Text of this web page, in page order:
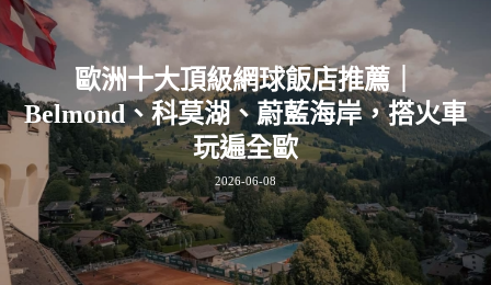
歐洲十大頂級網球飯店推薦｜
Belmond、科莫湖、蔚藍海岸，搭火車
玩遍全歐
2026-06-08